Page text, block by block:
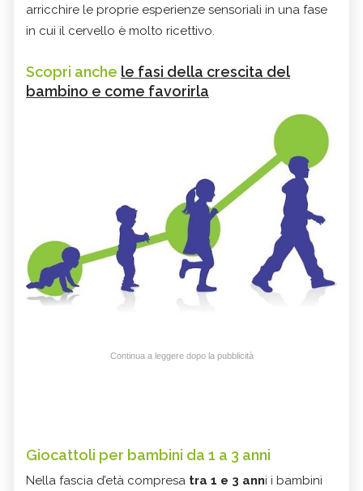
arricchire le proprie esperienze sensoriali in una fase
in cui il cervello è molto ricettivo.
Scopri anche le fasi della crescita del
bambino e come favorirla
Continua a leggere dopo la pubblicità
Giocattoli per bambini da 1 a 3 anni
Nella fascia d’età compresa tra 1 e 3 anni i bambini